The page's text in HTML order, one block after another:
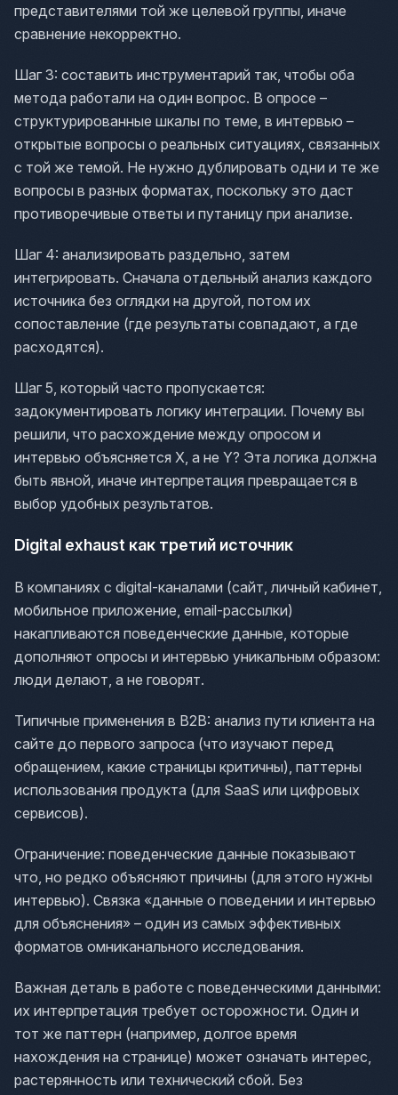
представителями той же целевой группы, иначе
сравнение некорректно.
Шаг 3: составить инструментарий так, чтобы оба
метода работали на один вопрос. В опросе –
структурированные шкалы по теме, в интервью –
открытые вопросы о реальных ситуациях, связанных
с той же темой. Не нужно дублировать одни и те же
вопросы в разных форматах, поскольку это даст
противоречивые ответы и путаницу при анализе.
Шаг 4: анализировать раздельно, затем
интегрировать. Сначала отдельный анализ каждого
источника без оглядки на другой, потом их
сопоставление (где результаты совпадают, а где
расходятся).
Шаг 5, который часто пропускается:
задокументировать логику интеграции. Почему вы
решили, что расхождение между опросом и
интервью объясняется X, а не Y? Эта логика должна
быть явной, иначе интерпретация превращается в
выбор удобных результатов.
Digital exhaust как третий источник
В компаниях с digital-каналами (сайт, личный кабинет,
мобильное приложение, email-рассылки)
накапливаются поведенческие данные, которые
дополняют опросы и интервью уникальным образом:
люди делают, а не говорят.
Типичные применения в B2B: анализ пути клиента на
сайте до первого запроса (что изучают перед
обращением, какие страницы критичны), паттерны
использования продукта (для SaaS или цифровых
сервисов).
Ограничение: поведенческие данные показывают
что, но редко объясняют причины (для этого нужны
интервью). Связка «данные о поведении и интервью
для объяснения» – один из самых эффективных
форматов омниканального исследования.
Важная деталь в работе с поведенческими данными:
их интерпретация требует осторожности. Один и
тот же паттерн (например, долгое время
нахождения на странице) может означать интерес,
растерянность или технический сбой. Без